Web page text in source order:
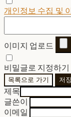
개인정보 수집 및
이미지 업로드
비밀글로 지정하기
목록으로 가기 저
제목
글쓴이
이메일